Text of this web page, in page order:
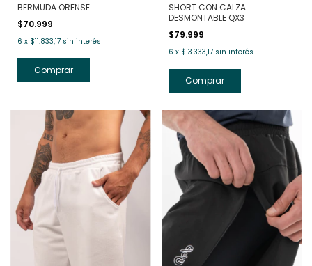
BERMUDA ORENSE
$70.999
6 x $11.833,17 sin interés
Comprar
SHORT CON CALZA
DESMONTABLE QX3
$79.999
6 x $13.333,17 sin interés
Comprar